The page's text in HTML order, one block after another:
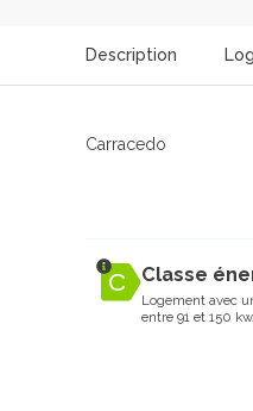
Description
Carracedo
Classe
Logement avec
entre 91 et 150